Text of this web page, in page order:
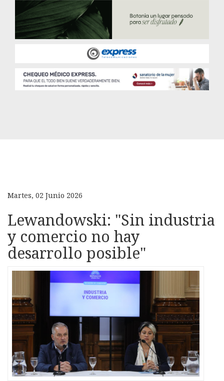
Martes, 02 Junio 2026
Lewandowski: "Sin industria
y comercio no hay
desarrollo posible"